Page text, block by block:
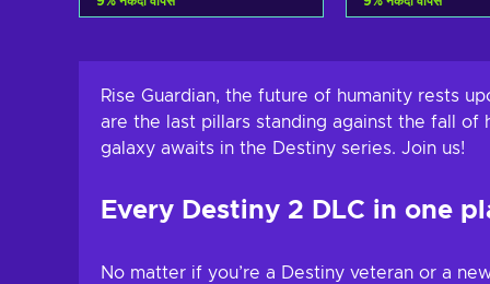
View offers View
Rise Guardian, the future of humanity rests
are the last pillars standing against the fall of
galaxy awaits in the Destiny series. Join us!
Every Destiny 2 DLC in one
No matter if you’re a Destiny veteran or a